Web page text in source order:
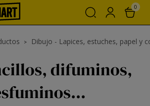
0
Dibujo - Lapices, estuches, papel y
difuminos,